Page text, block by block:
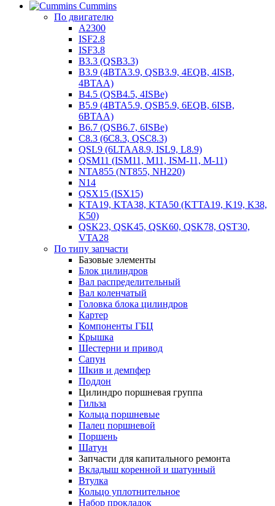
Cummins
По двигателю
A2300
ISF2.8
ISF3.8
B3.3 (QSB3.3)
B3.9 (4BTA3.9, QSB3.9, 4EQB, 4ISB,
4BTAA)
B4.5 (QSB4.5, 4ISBe)
B5.9 (4BTA5.9, QSB5.9, 6EQB, 6ISB,
6BTAA)
B6.7 (QSB6.7, 6ISBe)
C8.3 (6C8.3, QSC8.3)
QSL9 (6LTAA8.9, ISL9, L8.9)
QSM11 (ISM11, M11, ISM-11, M-11)
NTA855 (NT855, NH220)
N14
QSX15 (ISX15)
KTA19, KTA38, KTA50 (KTTA19, K19, K38,
K50)
QSK23, QSK45, QSK60, QSK78, QST30,
VTA28
По типу запчасти
Базовые элементы
Блок цилиндров
Вал распределительный
Вал коленчатый
Головка блока цилиндров
Картер
Компоненты ГБЦ
Крышка
Шестерни и привод
Сапун
Шкив и демпфер
Поддон
Цилиндро поршневая группа
Гильза
Кольца поршневые
Палец поршневой
Поршень
Шатун
Запчасти для капитального ремонта
Вкладыш коренной и шатунный
Втулка
Кольцо уплотнительное
Набор прокладок